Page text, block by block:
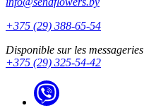
+375 (29) 388-65-54
Disponible sur les messageries
+375 (29) 325-54-42